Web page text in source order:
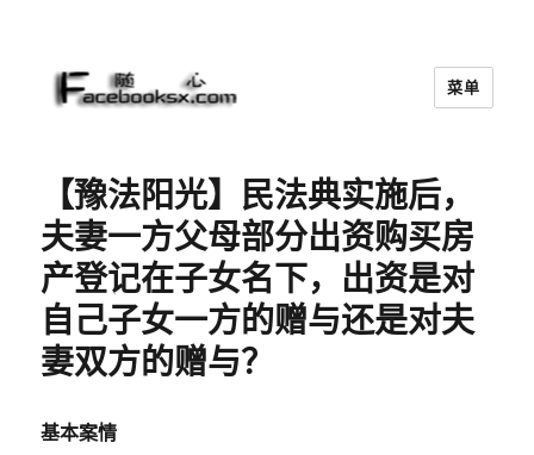
菜单
【豫法阳光】民法典实施后，
夫妻一方父母部分出资购买房
产登记在子女名下，出资是对
自己子女一方的赠与还是对夫
妻双方的赠与？
基本案情